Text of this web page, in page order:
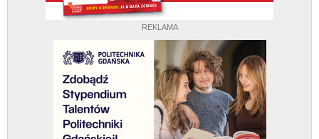
REKLAMA